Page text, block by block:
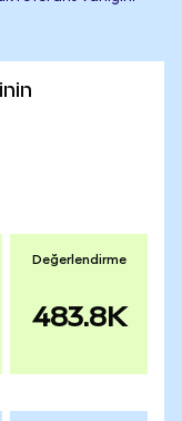
Değerlendirme
483.8K